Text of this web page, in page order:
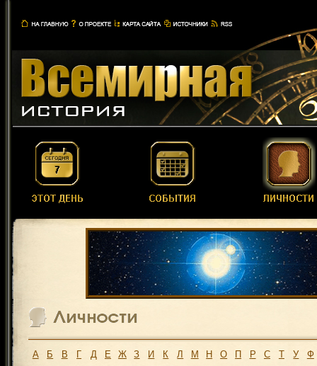
А Б В Г Д Е Ж З И К Л М Н О П Р С Т У Ф